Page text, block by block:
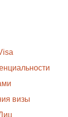
визы